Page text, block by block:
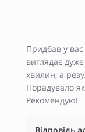
Придбав у
виглядає
хвилин, а
Порадувало
Рекомендую!